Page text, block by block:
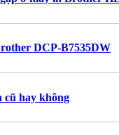
DCP-B7535DW
cũ hay không